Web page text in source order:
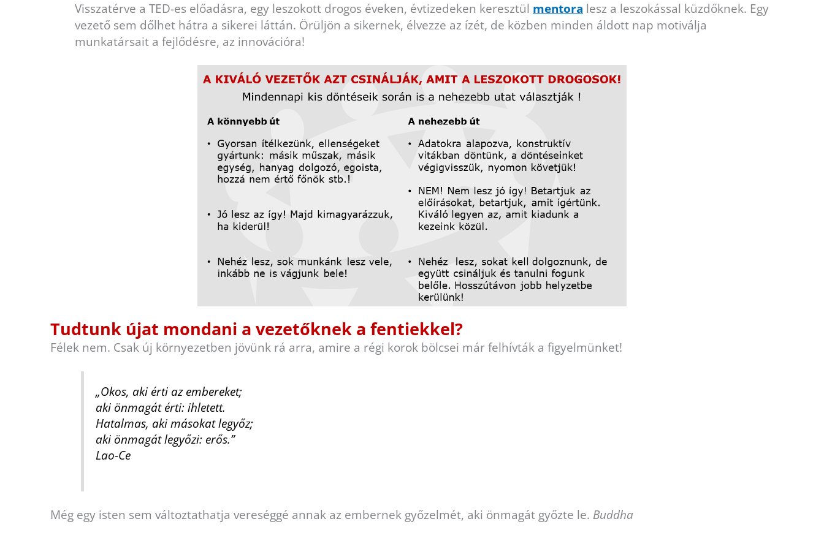
Visszatérve a TED-es előadásra, egy leszokott drogos éveken, évtizedeken keresztül mentora lesz a leszokással küzdőknek. Egy
vezető sem dőlhet hátra a sikerei láttán. Örüljön a sikernek, élvezze az ízét, de közben minden áldott nap motiválja
munkatársait a fejlődésre, az innovációra!
Tudtunk újat mondani a vezetőknek a fentiekkel?
Félek nem. Csak új környezetben jövünk rá arra, amire a régi korok bölcsei már felhívták a figyelmünket!
„Okos, aki érti az embereket;
aki önmagát érti: ihletett.
Hatalmas, aki másokat legyőz;
aki önmagát legyőzi: erős.”
Lao-Ce
Még egy isten sem változtathatja vereséggé annak az embernek győzelmét, aki önmagát győzte le. Buddha